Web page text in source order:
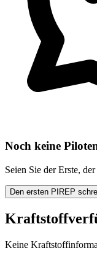
Noch keine
Seien Sie der Erste,
Den ersten PIREP
Keine